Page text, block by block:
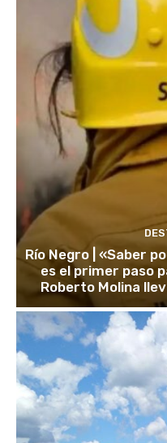
Río Negro | «Saber
es el primer paso
Roberto Molina